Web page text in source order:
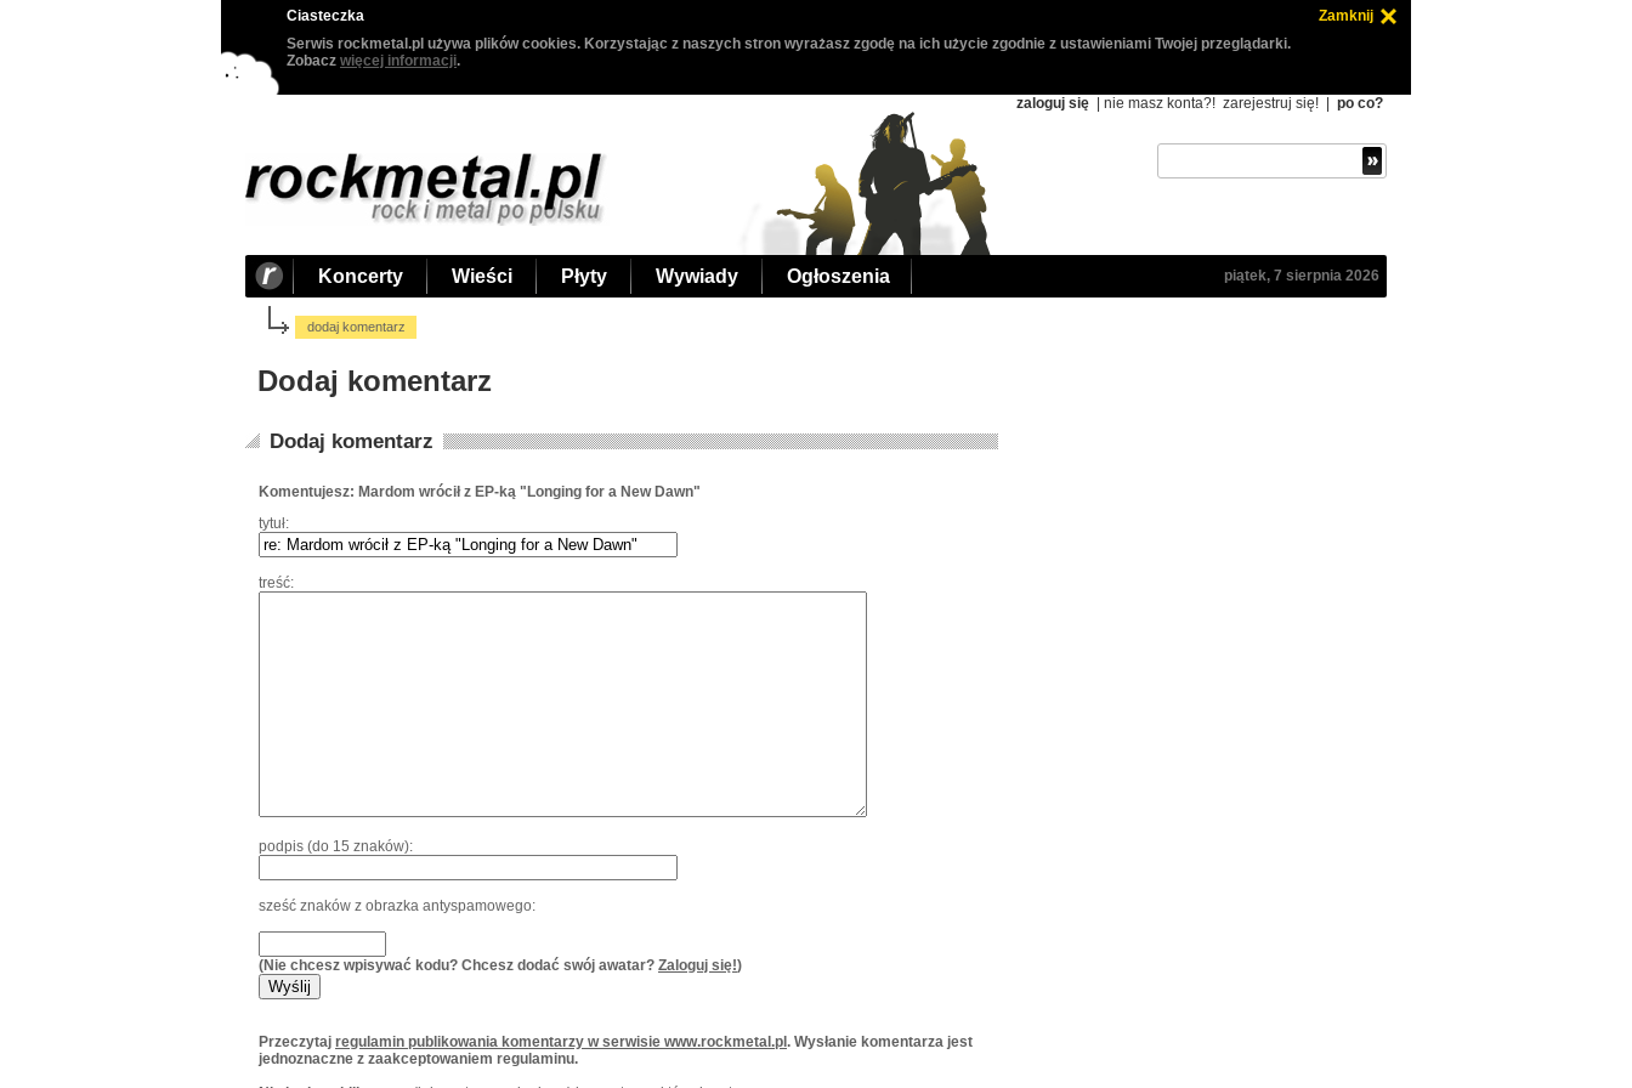
Ciasteczka
Zamknij
Serwis rockmetal.pl używa plików cookies. Korzystając z naszych stron wyrażasz zgodę na ich użycie zgodnie z ustawieniami Twojej przeglądarki.
Zobacz więcej informacji.
zaloguj się | nie masz konta?! zarejestruj się! po co?
Koncerty Wieści Płyty Wywiady Ogłoszenia piątek, 7 sierpnia 2026
dodaj komentarz
Dodaj komentarz
Dodaj komentarz
Komentujesz: Mardom wrócił z EP-ką "Longing for a New Dawn"
tytuł:
treść:
podpis (do 15 znaków):
sześć znaków z obrazka antyspamowego:
(Nie chcesz wpisywać kodu? Chcesz dodać swój awatar? Zaloguj się!)
Przeczytaj regulamin publikowania komentarzy w serwisie www.rockmetal.pl . Wysłanie komentarza jest
jednoznaczne z zaakceptowaniem regulaminu.